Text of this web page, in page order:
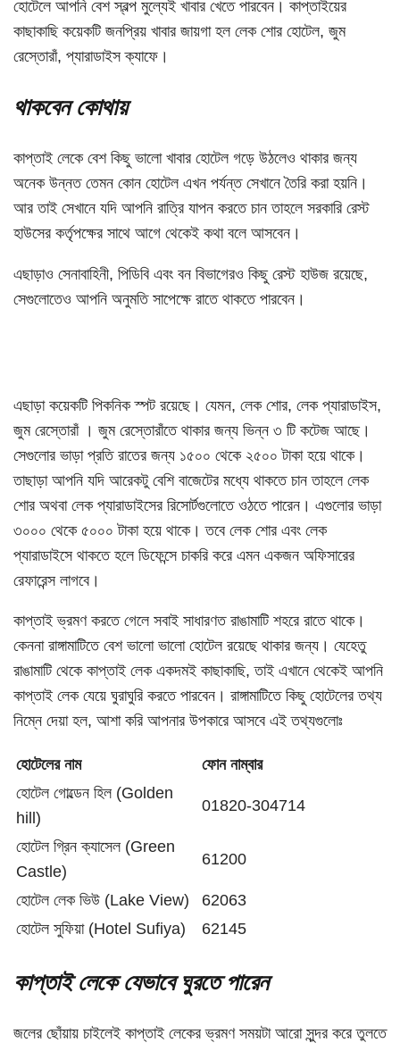
হোটেলে আপনি বেশ স্বল্প মুল্যেই খাবার খেতে পারবেন। কাপ্তাইয়ের
কাছাকাছি কয়েকটি জনপ্রিয় খাবার জায়গা হল লেক শোর হোটেল, জুম
রেস্তোরাঁ, প্যারাডাইস ক্যাফে।
থাকবেন কোথায়
কাপ্তাই লেকে বেশ কিছু ভালো খাবার হোটেল গড়ে উঠলেও থাকার জন্য
অনেক উন্নত তেমন কোন হোটেল এখন পর্যন্ত সেখানে তৈরি করা হয়নি।
আর তাই সেখানে যদি আপনি রাত্রি যাপন করতে চান তাহলে সরকারি রেস্ট
হাউসের কর্তৃপক্ষের সাথে আগে থেকেই কথা বলে আসবেন।
এছাড়াও সেনাবাহিনী, পিডিবি এবং বন বিভাগেরও কিছু রেস্ট হাউজ রয়েছে,
সেগুলোতেও আপনি অনুমতি সাপেক্ষে রাতে থাকতে পারবেন।
এছাড়া কয়েকটি পিকনিক স্পট রয়েছে। যেমন, লেক শোর, লেক প্যারাডাইস,
জুম রেস্তোরাঁ । জুম রেস্তোরাঁতে থাকার জন্য ভিন্ন ৩ টি কটেজ আছে।
সেগুলোর ভাড়া প্রতি রাতের জন্য ১৫০০ থেকে ২৫০০ টাকা হয়ে থাকে।
তাছাড়া আপনি যদি আরেকটু বেশি বাজেটের মধ্যে থাকতে চান তাহলে লেক
শোর অথবা লেক প্যারাডাইসের রিসোর্টগুলোতে ওঠতে পারেন। এগুলোর ভাড়া
৩০০০ থেকে ৫০০০ টাকা হয়ে থাকে। তবে লেক শোর এবং লেক
প্যারাডাইসে থাকতে হলে ডিফেন্সে চাকরি করে এমন একজন অফিসারের
রেফারেন্স লাগবে।
কাপ্তাই ভ্রমণ করতে গেলে সবাই সাধারণত রাঙামাটি শহরে রাতে থাকে।
কেননা রাঙ্গামাটিতে বেশ ভালো ভালো হোটেল রয়েছে থাকার জন্য। যেহেতু
রাঙামাটি থেকে কাপ্তাই লেক একদমই কাছাকাছি, তাই এখানে থেকেই আপনি
কাপ্তাই লেক যেয়ে ঘুরাঘুরি করতে পারবেন। রাঙ্গামাটিতে কিছু হোটেলের তথ্য
নিম্নে দেয়া হল, আশা করি আপনার উপকারে আসবে এই তথ্যগুলোঃ
হোটেলের নাম
ফোন নাম্বার
হোটেল গোল্ডেন হিল (Golden
hill)
01820-304714
হোটেল গ্রিন ক্যাসেল (Green
Castle)
61200
হোটেল লেক ভিউ (Lake View)
62063
হোটেল সুফিয়া (Hotel Sufiya)
62145
কাপ্তাই লেকে যেভাবে ঘুরতে পারেন
জলের ছোঁয়ায় চাইলেই কাপ্তাই লেকের ভ্রমণ সময়টা আরো সুন্দর করে তুলতে